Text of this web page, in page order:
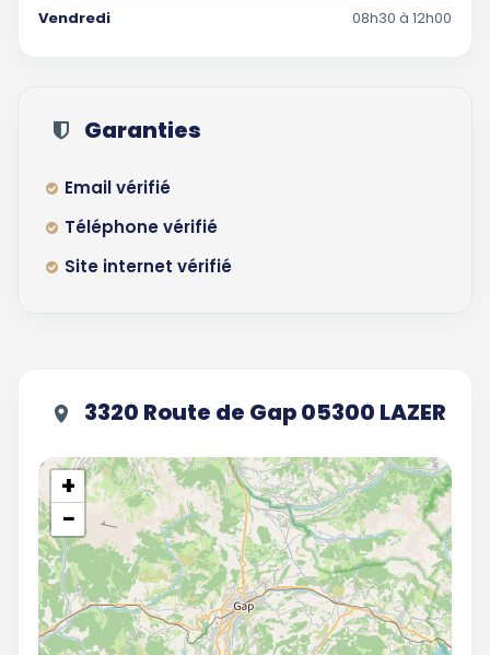
Vendredi
08h30 à 12h00
Garanties
Email vérifié
Téléphone vérifié
Site internet vérifié
3320 Route de Gap 05300 LAZER
+
−